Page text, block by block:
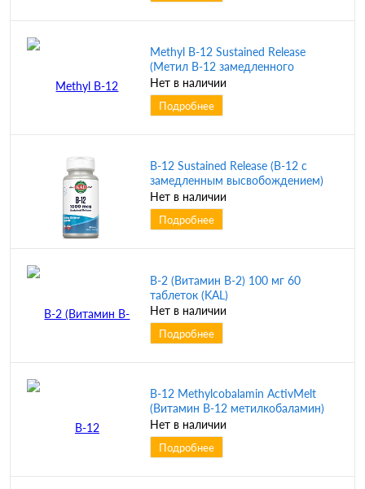
Methyl B-12 Sustained Release
(Метил B-12 замедленного
высвобождения) 5000 мкг 60
таблеток (KAL) срок до 07/25
Нет в наличии
Подробнее
B-12 Sustained Release (B-12 с
замедленным высвобождением)
1000 мкг 100 таблеток (KAL)
Нет в наличии
Подробнее
B-2 (Витамин B-2) 100 мг 60
таблеток (KAL)
Нет в наличии
Подробнее
B-12 Methylcobalamin ActivMelt
(Витамин B-12 метилкобаламин)
5000 мкг малина 90 микро
таблеток (KAL)
Нет в наличии
Подробнее